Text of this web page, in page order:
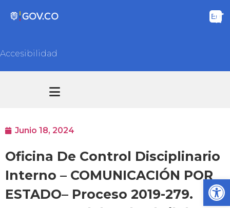
Accesibilidad
Junio 18, 2024
Oficina De Control Disciplinario
Interno – COMUNICACIÓN POR
ESTADO– Proceso 2019-279.